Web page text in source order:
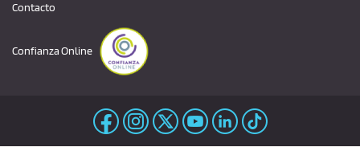
Contacto
Confianza Online